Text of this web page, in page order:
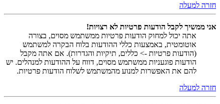
חזרה למעלה
אני ממשיך לקבל הודעות פרטיות לא רצויות!
אתה יכול למחוק הודעות פרטיות ממשתמש מסוים, בצורה
אוטומטית, באמצעות כללי ההודעות בלוח הבקרה למשתמש
(הודעות פרטיות -> כללים, תיקיות והגדרות). אם אתה מקבל
הודעות פוגעניות ממשתמש מסוים, דווח על ההודעות למנהלים. יש
להם את האפשרות למנוע מהמשתמש לשלוח הודעות פרטיות.
חזרה למעלה